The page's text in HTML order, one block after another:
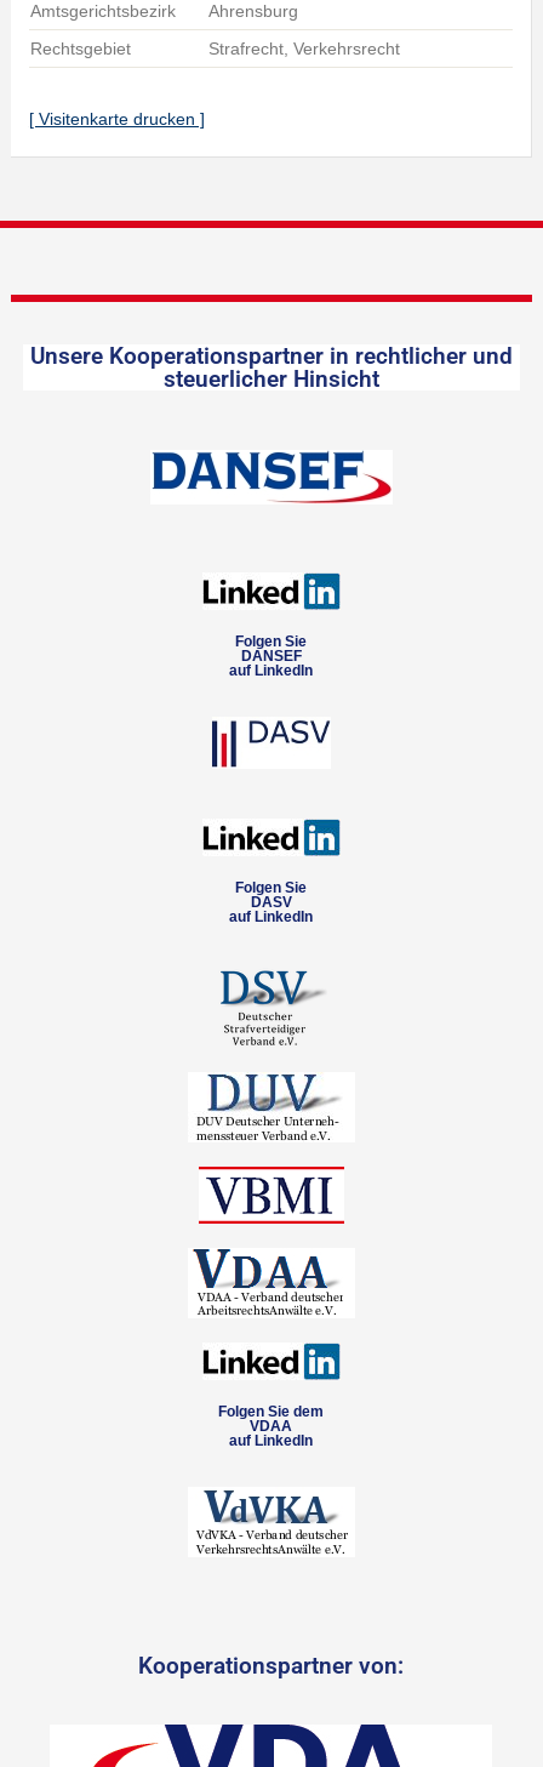
Amtsgerichtsbezirk
Ahrensburg
Rechtsgebiet
Strafrecht, Verkehrsrecht
[ Visitenkarte drucken ]
Unsere Kooperationspartner in rechtlicher und
steuerlicher Hinsicht
Folgen Sie
DANSEF
auf LinkedIn
Folgen Sie
DASV
auf LinkedIn
Folgen Sie dem
VDAA
auf LinkedIn
Kooperationspartner von: